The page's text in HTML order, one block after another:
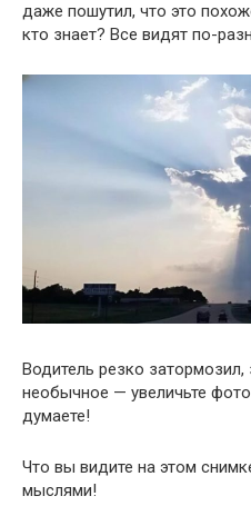
даже пошутил, что это
кто знает? Все видят по-
Водитель резко затормозил,
необычное — увеличьте
думаете!
Что вы видите на этом
мыслями!